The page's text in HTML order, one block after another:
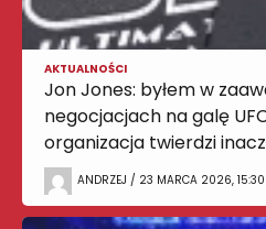
AKTUALNOŚCI
Jon Jones: byłem w
negocjacjach na galę
organizacja twierdzi
ANDRZEJ / 23 MARCA 2026, 15:30